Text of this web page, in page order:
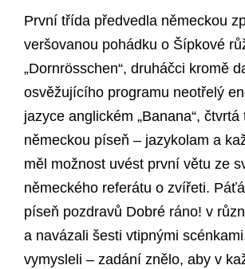
První třída předvedla německou
veršovanou pohádku o Šípkové
„Dornrösschen“, druháčci kromě
osvěžujícího programu neotřelý
jazyce anglickém „Banana“, čtvrtá
německou píseň – jazykolam a
měl možnost uvést první větu ze
německého referátu o zvířeti.
píseň pozdravů Dobré ráno! v
a navázali šesti vtipnými
vymysleli – zadání znělo, aby v